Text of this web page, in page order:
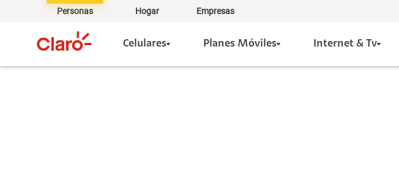
Personas Hogar Empresas
Celulares Planes Móviles Internet & Tv